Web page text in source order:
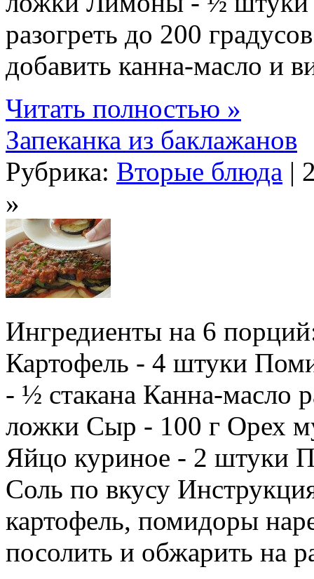
разогреть до 200
добавить канна-масло и
Читать полностью »
Запеканка из баклажанов
Рубрика: Вторые блюда |
»
Ингредиенты на 6
Картофель - 4 штуки
- ½ стакана Канна-масло
ложки Сыр - 100 г Орех
Яйцо куриное - 2 штуки
Соль по вкусу
картофель, помидоры
посолить и обжарить на